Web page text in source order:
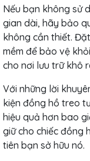
Nếu bạn không sử
gian dài, hãy bảo
không cần thiết.
mềm để bảo vệ
cho nơi lưu trữ khô
Với những lời
kiện đồng hồ treo
hiệu quả hơn bao
giữ cho chiếc đồng
tiên bạn sở hữu nó.